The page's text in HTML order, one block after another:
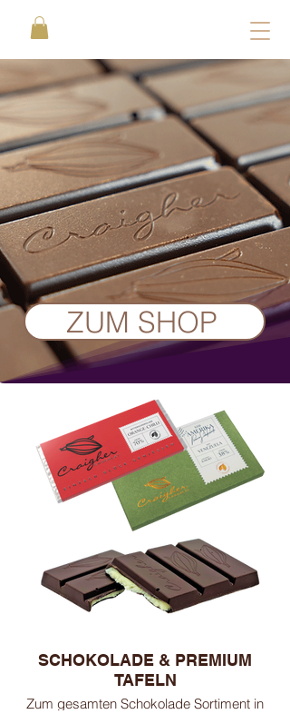
ZUM SHOP
SCHOKOLADE & PREMIUM
TAFELN
Zum gesamten Schokolade Sortiment in